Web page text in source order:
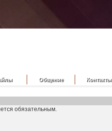
Общение Контакты
обязательным.